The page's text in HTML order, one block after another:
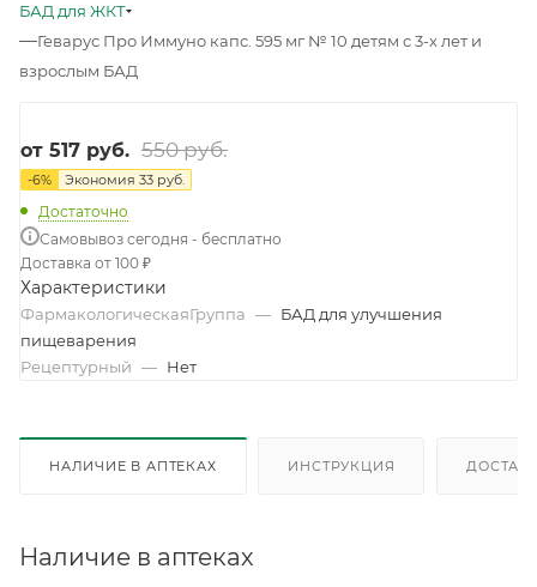
БАД для ЖКТ
—Геварус Про Иммуно капс. 595 мг № 10 детям с 3-х лет и
взрослым БАД
от 517 руб. 550 руб.
-6% Экономия 33 руб.
Достаточно
Самовывоз сегодня - бесплатно
Доставка от 100 ₽
Характеристики
ФармакологическаяГруппа — БАД для улучшения
пищеварения
Рецептурный — Нет
НАЛИЧИЕ В АПТЕКАХ ИНСТРУКЦИЯ
Наличие в аптеках